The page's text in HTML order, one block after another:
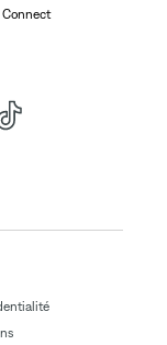
Connect